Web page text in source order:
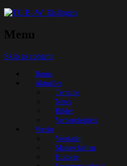
Menu
Skip to content
Home
Aktuelles
Termine
News
Bilder
Verbandsspiele
Verein
Vorstand
Mannschaften
Historie